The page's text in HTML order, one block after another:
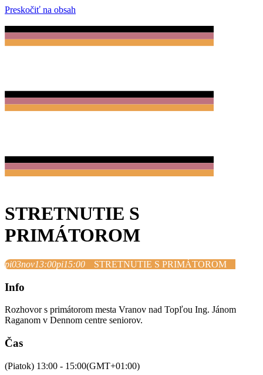
Preskočiť na obsah
STRETNUTIE S
PRIMÁTOROM
pi03nov13:00pi15:00 STRETNUTIE S PRIMÁTOROM
Info
Rozhovor s primátorom mesta Vranov nad Topľou Ing. Jánom
Raganom v Dennom centre seniorov.
Čas
(Piatok) 13:00 - 15:00(GMT+01:00)